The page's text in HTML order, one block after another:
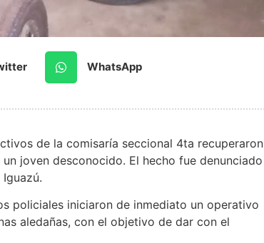
WhatsApp
de la comisaría seccional 4ta recuperaron
joven desconocido. El hecho fue denunciado
policiales iniciaron de inmediato un operativo
aledañas, con el objetivo de dar con el